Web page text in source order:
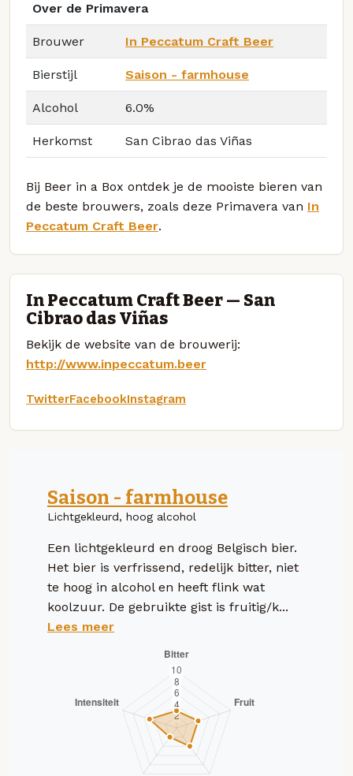
Over de Primavera
Brouwer In Peccatum Craft Beer
Bierstijl Saison - farmhouse
Alcohol 6.0%
Herkomst San Cibrao das Viñas
Bij Beer in a Box ontdek je de mooiste bieren van
de beste brouwers, zoals deze Primavera van In
Peccatum Craft Beer.
In Peccatum Craft Beer — San
Cibrao das Viñas
Bekijk de website van de brouwerij:
http://www.inpeccatum.beer
TwitterFacebookInstagram
Saison - farmhouse
Lichtgekleurd, hoog alcohol
Een lichtgekleurd en droog Belgisch bier.
Het bier is verfrissend, redelijk bitter, niet
te hoog in alcohol en heeft flink wat
koolzuur. De gebruikte gist is fruitig/k...
Lees meer